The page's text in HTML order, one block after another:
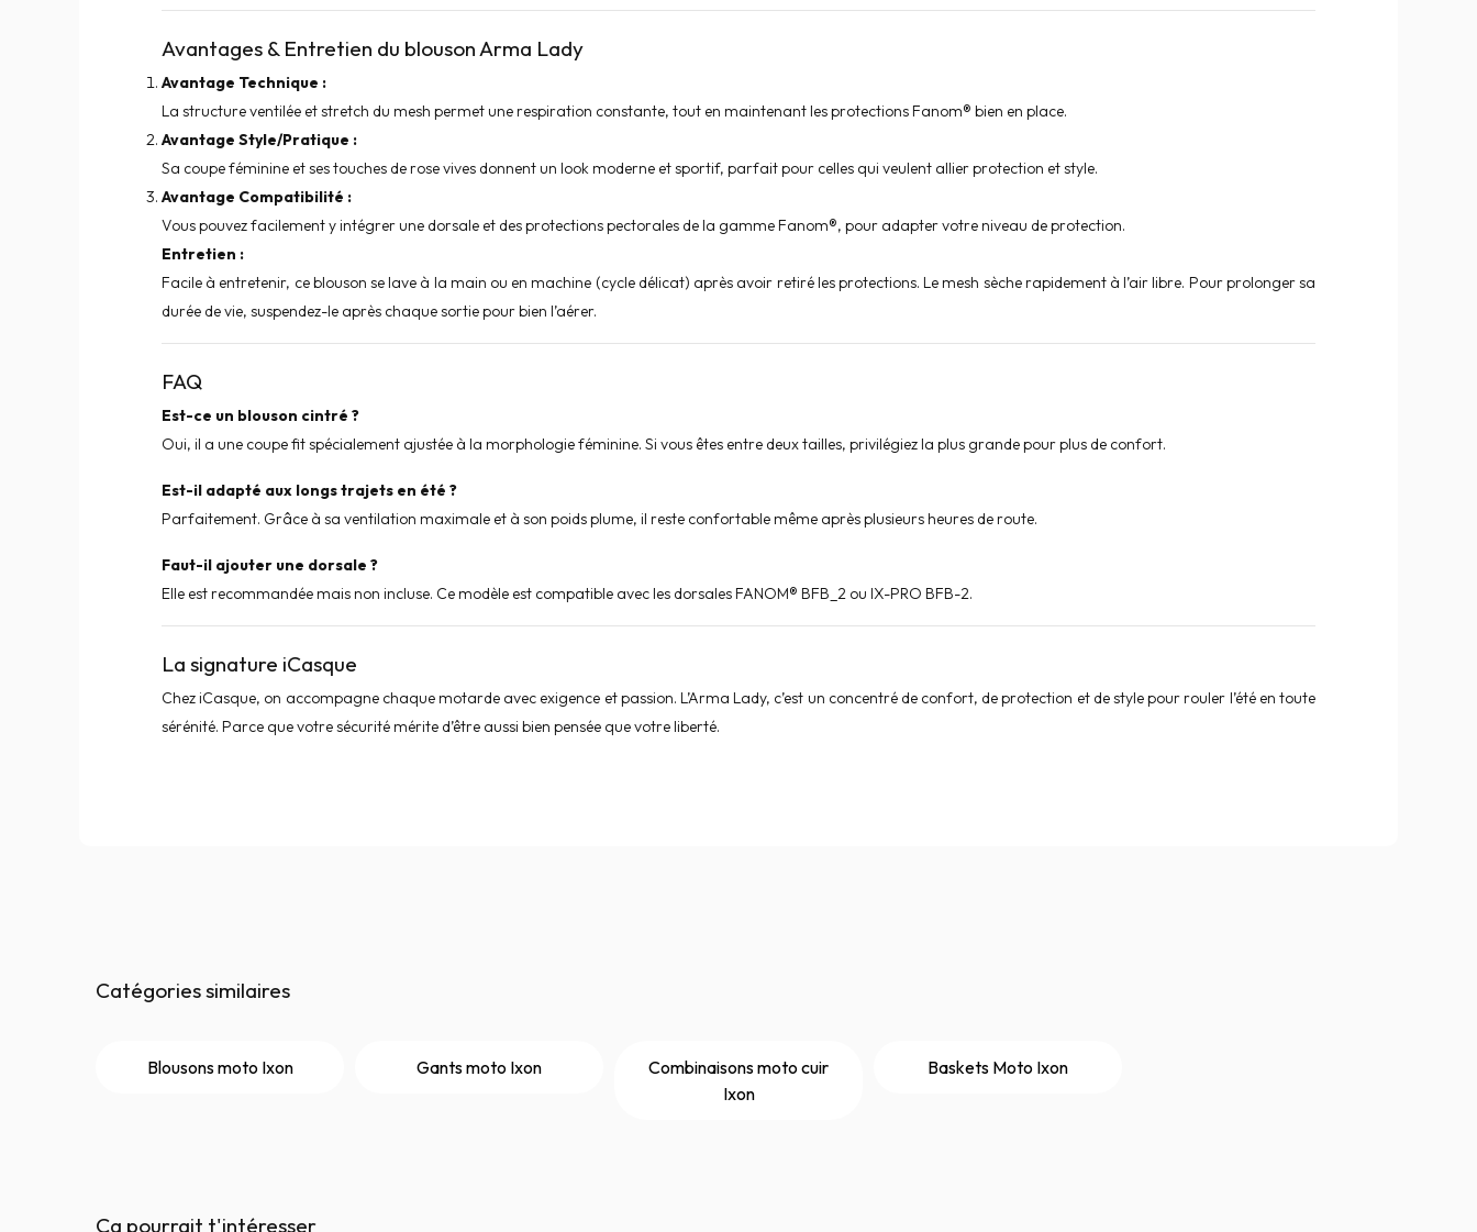
Avantages & Entretien du blouson Arma Lady
Avantage Technique :
La structure ventilée et stretch du mesh permet une respiration constante, tout en maintenant les protections Fanom® bien en place.
Avantage Style/Pratique :
Sa coupe féminine et ses touches de rose vives donnent un look moderne et sportif, parfait pour celles qui veulent allier protection et style.
Avantage Compatibilité :
Vous pouvez facilement y intégrer une dorsale et des protections pectorales de la gamme Fanom®, pour adapter votre niveau de protection.
Entretien :
Facile à entretenir, ce blouson se lave à la main ou en machine (cycle délicat) après avoir retiré les protections. Le mesh sèche rapidement à l’air libre. Pour prolonger sa
durée de vie, suspendez-le après chaque sortie pour bien l’aérer.
FAQ
Est-ce un blouson cintré ?
Oui, il a une coupe fit spécialement ajustée à la morphologie féminine. Si vous êtes entre deux tailles, privilégiez la plus grande pour plus de confort.
Est-il adapté aux longs trajets en été ?
Parfaitement. Grâce à sa ventilation maximale et à son poids plume, il reste confortable même après plusieurs heures de route.
Faut-il ajouter une dorsale ?
Elle est recommandée mais non incluse. Ce modèle est compatible avec les dorsales FANOM® BFB_2 ou IX-PRO BFB-2.
La signature iCasque
Chez iCasque, on accompagne chaque motarde avec exigence et passion. L’Arma Lady, c’est un concentré de confort, de protection et de style pour rouler l’été en toute
sérénité. Parce que votre sécurité mérite d’être aussi bien pensée que votre liberté.
Catégories similaires
Blousons moto Ixon Gants moto Ixon
Combinaisons moto cuir
Ixon
Baskets Moto Ixon
Ça pourrait t'intéresser